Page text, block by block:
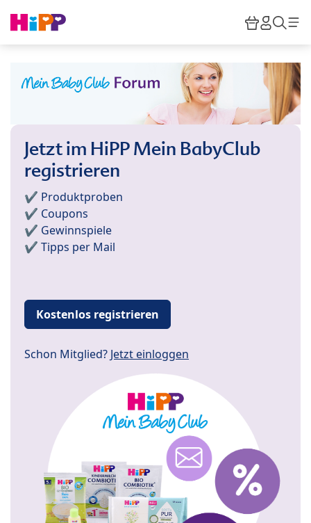
HiPP
Jetzt im HiPP Mein BabyClub
registrieren
✔️ Produktproben
✔️ Coupons
✔️ Gewinnspiele
✔️ Tipps per Mail
Kostenlos registrieren
Schon Mitglied? Jetzt einloggen